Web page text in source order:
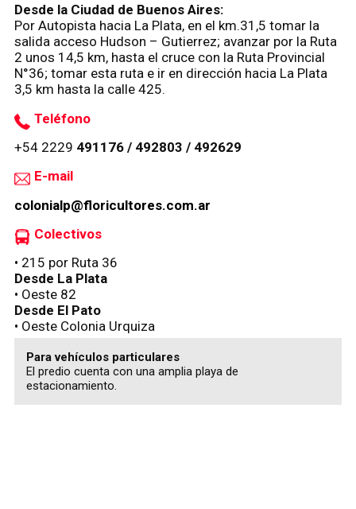
Desde la Ciudad de Buenos Aires:
Por Autopista hacia La Plata, en el km.31,5 tomar la
salida acceso Hudson – Gutierrez; avanzar por la Ruta
2 unos 14,5 km, hasta el cruce con la Ruta Provincial
N°36; tomar esta ruta e ir en dirección hacia La Plata
3,5 km hasta la calle 425.
Teléfono
+54 2229 491176 / 492803 / 492629
E-mail
colonialp@floricultores.com.ar
Colectivos
• 215 por Ruta 36
Desde La Plata
• Oeste 82
Desde El Pato
• Oeste Colonia Urquiza
Para vehículos particulares
El predio cuenta con una amplia playa de
estacionamiento.